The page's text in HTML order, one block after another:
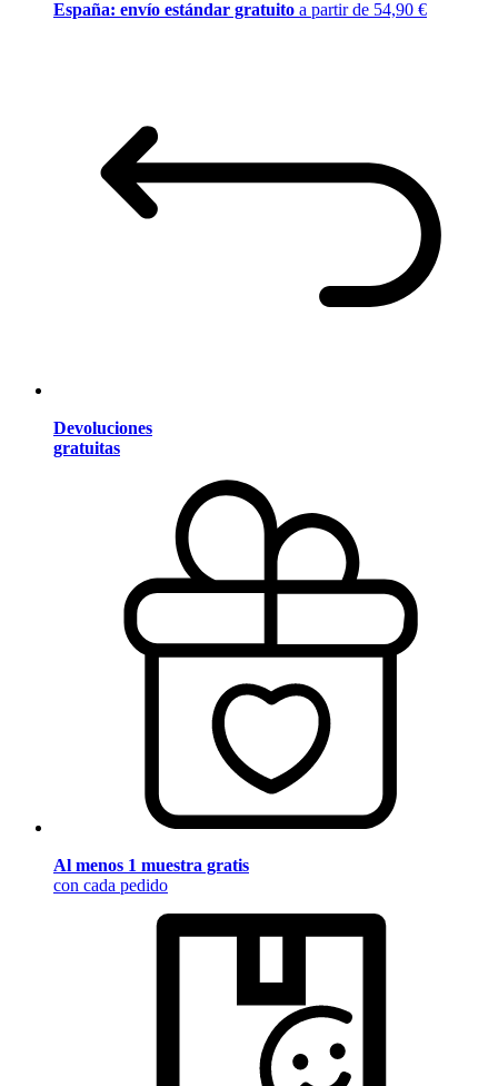
España: envío estándar gratuito a partir de 54,90 €
Devoluciones
gratuitas
Al menos 1 muestra gratis
con cada pedido